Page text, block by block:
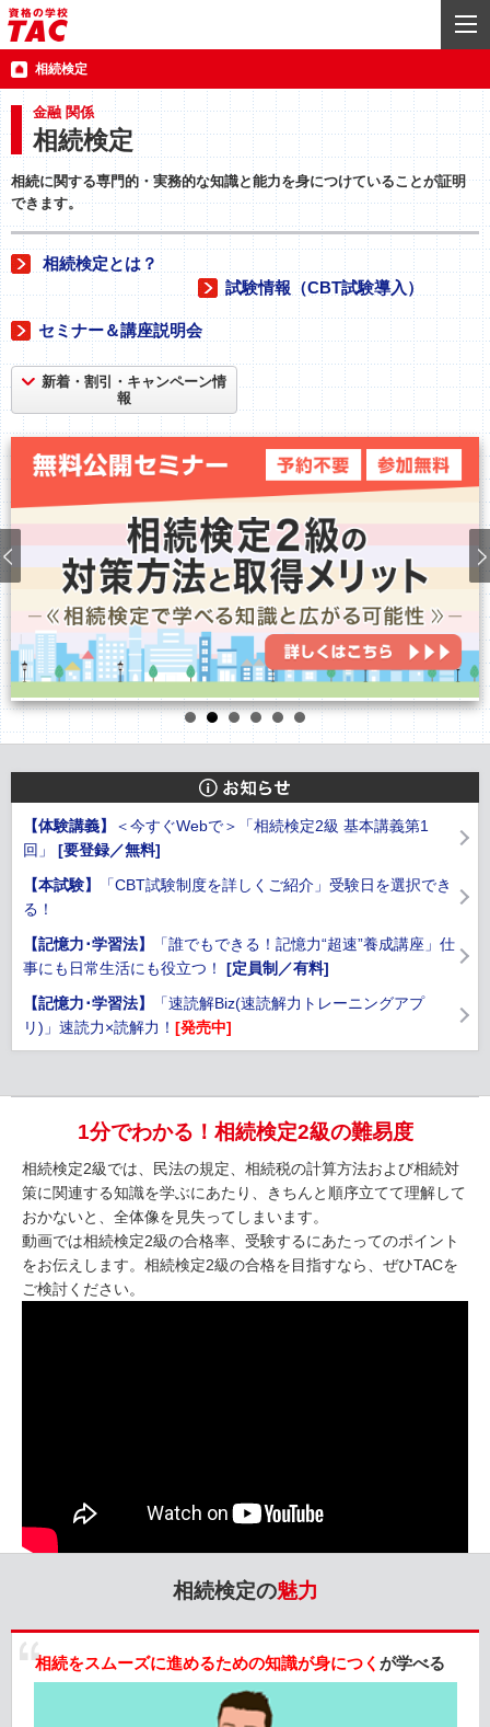
相続検定
金融 関係
相続検定
相続に関する専門的・実務的な知識と能力を身につけていることが証明
できます。
相続検定とは？
試験情報（CBT試験導入）
セミナー＆講座説明会
新着・割引・キャンペーン情
報
【体験講義】
＜今すぐWebで＞「相続検定2級 基本講義第1
回」
[要登録／無料]
【本試験】
「CBT試験制度を詳しくご紹介」受験日を選択でき
る！
【記憶力･学習法】
「誰でもできる！記憶力“超速”養成講座」仕
事にも日常生活にも役立つ！
[定員制／有料]
【記憶力･学習法】
「速読解Biz(速読解力トレーニングアプ
リ)」速読力×読解力！ [発売中]
1分でわかる！相続検定2級の難易度
相続検定2級では、民法の規定、相続税の計算方法および相続対
策に関連する知識を学ぶにあたり、きちんと順序立てて理解して
おかないと、全体像を見失ってしまいます。
動画では相続検定2級の合格率、受験するにあたってのポイント
をお伝えします。相続検定2級の合格を目指すなら、ぜひTACを
ご検討ください。
相続検定の魅力
相続をスムーズに進めるための知識が身につく が学べる